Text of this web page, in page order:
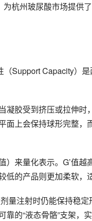
杭州玻尿酸市场提供
Support Capacity）
凝胶受到挤压或拉伸时
面上会保持球形完整，
）来量化表示。G’值越
的产品则更加柔软，
量注射时仍能保持稳
的“液态骨骼”支架，